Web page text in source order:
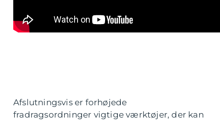
Afslutningsvis er forhøjede
fradragsordninger vigtige værktøjer, der kan